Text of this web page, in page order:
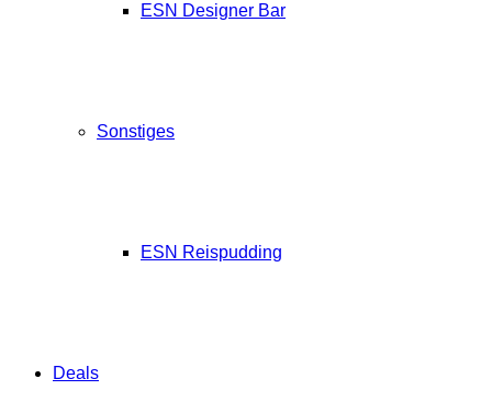
ESN Designer Bar
Sonstiges
ESN Reispudding
Deals